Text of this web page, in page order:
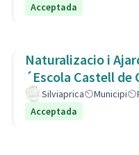
Acceptada
Naturalizacio i
´Escola Castell de
Silviaprica Municipi
Acceptada